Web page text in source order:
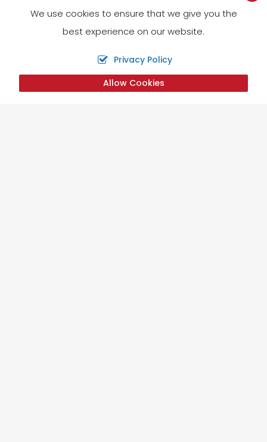
We use cookies to ensure that we give you the
best experience on our website.
Privacy Policy
Allow Cookies